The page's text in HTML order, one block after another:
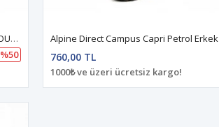
ALPINE DIRECT CAMPUS CAPRİ ERKEK OUTLET
%50
Alpine Direct Campus Capri Petrol Erkek
760,00 TL
1000₺ ve üzeri ücretsiz kargo!